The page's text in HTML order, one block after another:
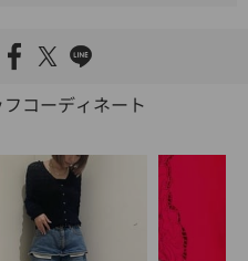
コーディネート